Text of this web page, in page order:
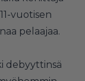
vuotisen
pelaajaa.
debyyttinsä